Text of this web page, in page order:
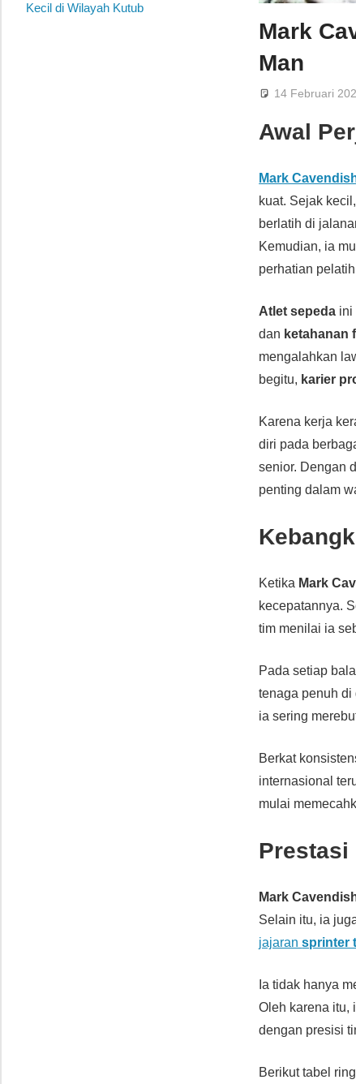
Mark
Man
14 Februari
Awal
Mark
kuat. Sejak
berlatih di
Kemudian, ia
perhatian
Atlet sepeda ini
dan ketahanan
mengalahkan
begitu, karier
Karena kerja
diri pada
senior. Dengan
penting dalam
Ketika Mark
kecepatannya.
tim menilai ia
Pada setiap
tenaga penuh di
ia sering
Berkat
internasional
mulai
Prestasi
Mark
Selain itu, ia
jajaransprinter
Ia tidak hanya
Oleh karena itu,
dengan presisi
Berikut tabel
Kecil di Wilayah Kutub